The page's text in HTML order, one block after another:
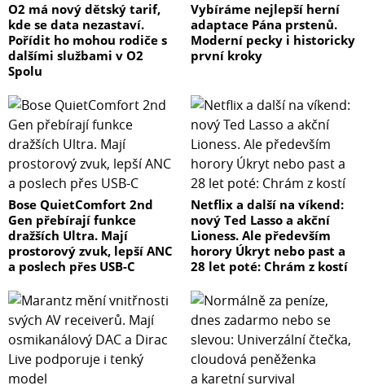
O2 má nový dětský tarif,
kde se data nezastaví.
Pořídit ho mohou rodiče s
dalšími službami v O2
Spolu
Vybíráme nejlepší herní
adaptace Pána prstenů.
Moderní pecky i historicky
první kroky
Bose QuietComfort 2nd
Gen přebírají funkce
dražších Ultra. Mají
prostorový zvuk, lepší ANC
a poslech přes USB-C
Netflix a další na víkend:
nový Ted Lasso a akční
Lioness. Ale především
horory Úkryt nebo past a
28 let poté: Chrám z kostí